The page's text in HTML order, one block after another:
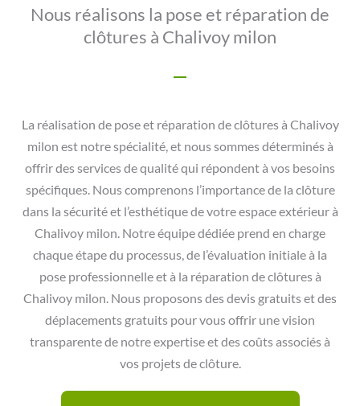
Nous réalisons la pose et réparation de
clôtures à Chalivoy milon
La réalisation de pose et réparation de clôtures à Chalivoy
milon est notre spécialité, et nous sommes déterminés à
offrir des services de qualité qui répondent à vos besoins
spécifiques. Nous comprenons l’importance de la clôture
dans la sécurité et l’esthétique de votre espace extérieur à
Chalivoy milon. Notre équipe dédiée prend en charge
chaque étape du processus, de l’évaluation initiale à la
pose professionnelle et à la réparation de clôtures à
Chalivoy milon. Nous proposons des devis gratuits et des
déplacements gratuits pour vous offrir une vision
transparente de notre expertise et des coûts associés à
vos projets de clôture.